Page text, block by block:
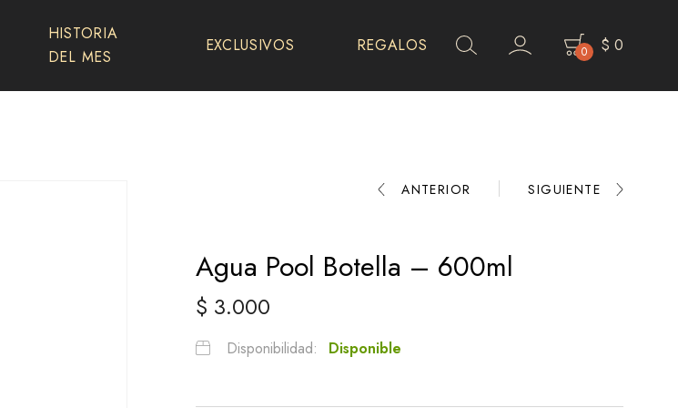
HISTORIA
DEL MES
EXCLUSIVOS REGALOS 0 $ 0
Product
navigation
ANTERIOR SIGUIENTE
Agua Pool Botella – 600ml
$ 3.000
Disponibilidad: Disponible